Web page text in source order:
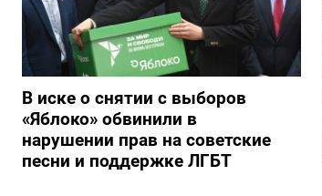
В иске о снятии с выборов
«Яблоко» обвинили в
нарушении прав на советские
песни и поддержке ЛГБТ